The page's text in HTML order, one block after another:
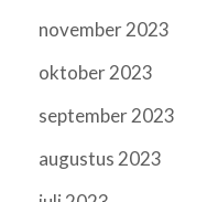
november 2023
oktober 2023
september 2023
augustus 2023